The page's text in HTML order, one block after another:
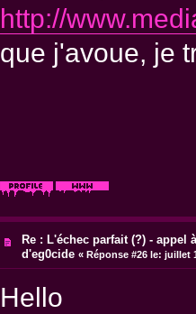
http://
que j'avoue, je
Re : L'échec parfait (?) - appel
d'eg0cide «Réponse #26 le: juillet
Hello